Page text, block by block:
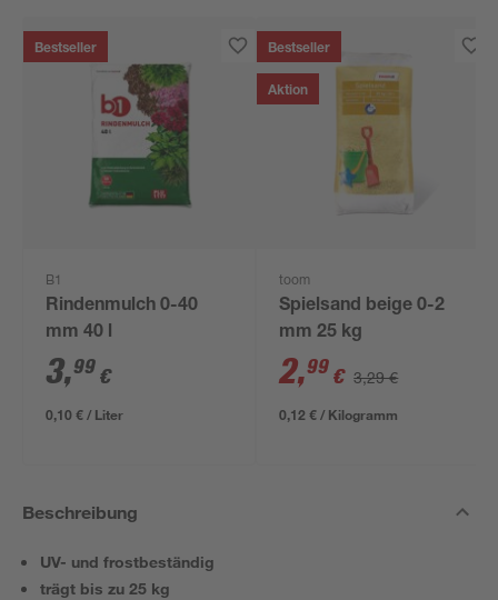
Bestseller
B1
Rindenmulch 0-40
mm 40 l
3,99 €
0,10 € / Liter
Bestseller
Aktion
toom
Spielsand beige 0-2
mm 25 kg
2,99 € 3,29 €
0,12 € / Kilogramm
Beschreibung
UV- und frostbeständig
trägt bis zu 25 kg